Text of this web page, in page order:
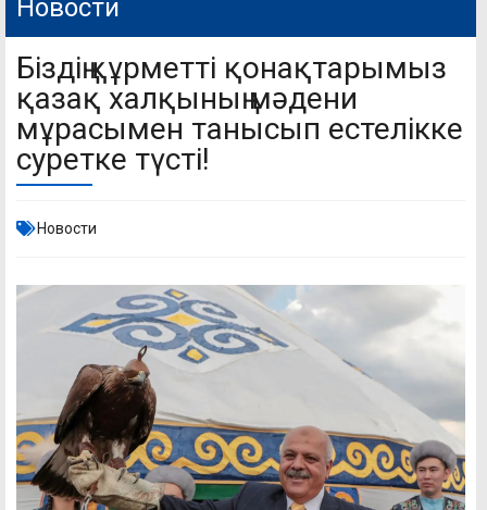
Новости
Біздің құрметті қонақтарымыз
қазақ халқының мәдени
мұрасымен танысып естелікке
суретке түсті!
Новости